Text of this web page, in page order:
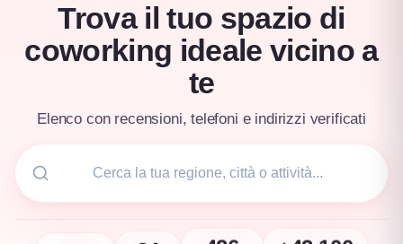
Trova il tuo spazio di
coworking ideale vicino a
te
Elenco con recensioni, telefoni e indirizzi verificati